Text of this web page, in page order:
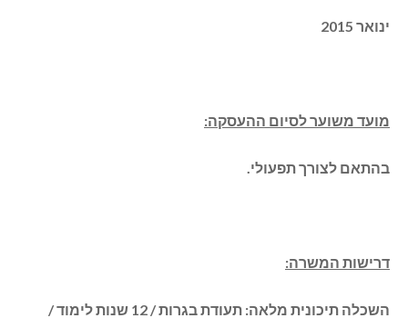
ינואר 2015
מועד משוער לסיום ההעסקה:
בהתאם לצורך תפעולי.
דרישות המשרה:
השכלה תיכונית מלאה: תעודת בגרות / 12 שנות לימוד /